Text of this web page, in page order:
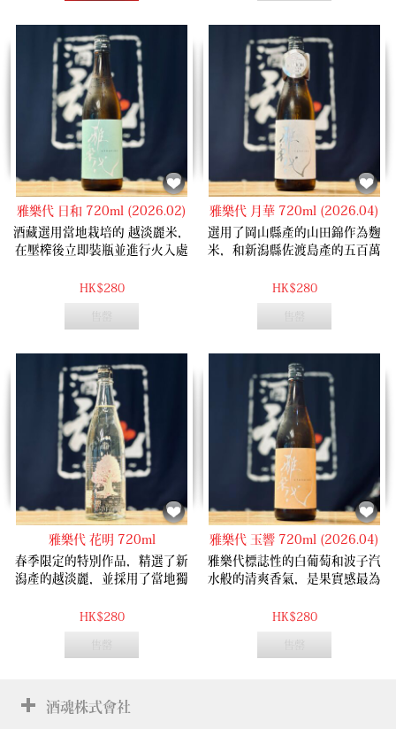
應，展現出四季更迭的美學。 一
如標籤上充滿生機的新綠意象，
這款酒將青蘋果的爽脆與薄荷般
的清涼香氣完美揉合，入口後的
輕盈與俐落感，彷彿正在享用一
杯冰鎮的Sauvignon Blanc白葡萄
酒。承襲了雅樂代一貫優雅淡麗
的標誌性骨架，卻在舌尖留下了
極具存在感的細緻甘甜與旨味，
讓人不由自主地一杯接一杯，是
驅散夏日悶熱的頂級首選。
雅樂代 日和 720ml (2026.02)
酒藏選用當地栽培的 越淡麗米，
在壓榨後立即裝瓶並進行火入處
純淨與鮮活。酒精度僅約
香。入口時伴隨著細微的氣泡
感，口感爽快。
HK$280
雅樂代 月華 720ml (2026.04)
選用了岡山縣產的山田錦作為麴
米，和新潟縣佐渡島產的五百萬
放於-5度的冷藏庫中，完美保留
HK$280
雅樂代 花明 720ml
春季限定的特別作品，精選了新
潟產的越淡麗，並採用了當地獨
層次感，部分麴菌則使用了白
HK$280
雅樂代 玉響 720ml (2026.04)
雅樂代標誌性的白葡萄和波子汽
水般的清爽香氣，是果實感最為
消散，不留半點甜膩感，讓人能
HK$280
酒魂株式會社